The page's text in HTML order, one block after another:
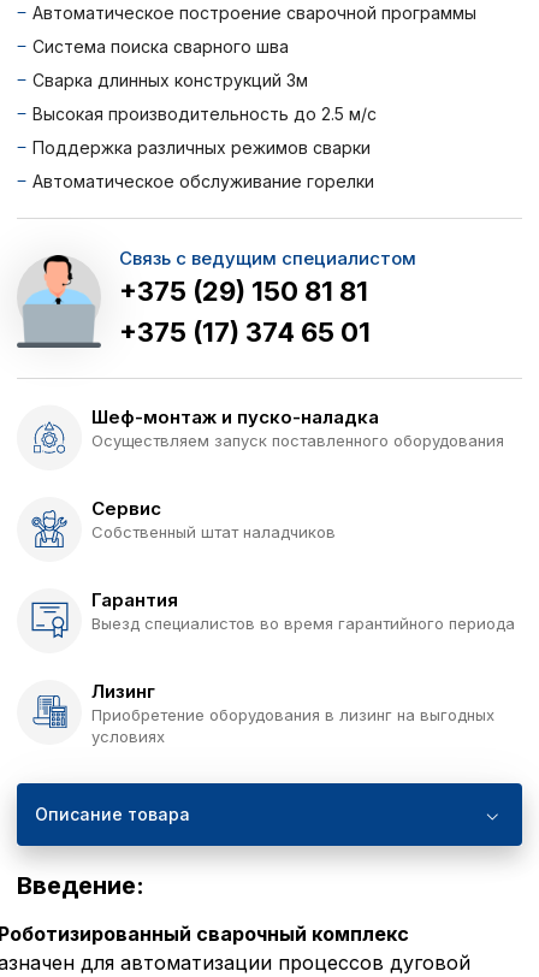
Автоматическое построение сварочной программы
Система поиска сварного шва
Сварка длинных конструкций 3м
Высокая производительность до 2.5 м/с
Поддержка различных режимов сварки
Автоматическое обслуживание горелки
Связь с ведущим специалистом
+375 (29) 150 81 81
+375 (17) 374 65 01
Шеф-монтаж и пуско-наладка
Осуществляем запуск поставленного оборудования
Сервис
Собственный штат наладчиков
Гарантия
Выезд специалистов во время гарантийного периода
Лизинг
Приобретение оборудования в лизинг на выгодных
условиях
Описание товара
Введение:
сварочный комплекс
для автоматизации процессов дуговой